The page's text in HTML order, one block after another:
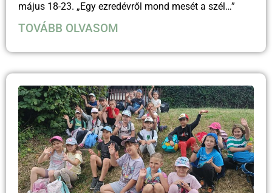
május 18-23. „Egy ezredévről mond mesét a szél…”
TOVÁBB OLVASOM